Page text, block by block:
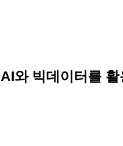
AI와 빅데이터를